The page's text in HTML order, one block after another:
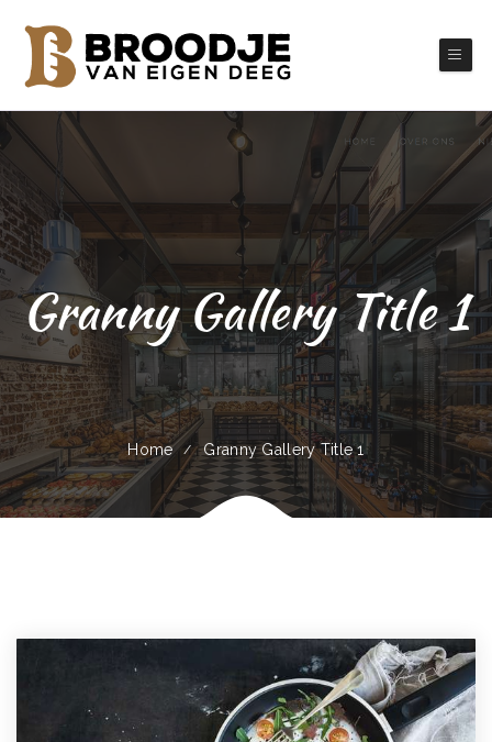
Granny Gallery Title 1
Home Granny Gallery Title 1